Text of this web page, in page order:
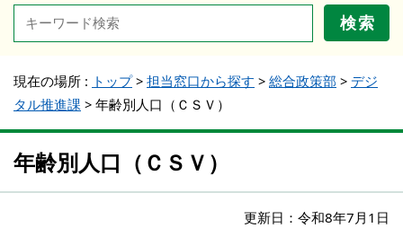
検索
現在の場所 : トップ> 担当窓口から探す > 総合政策部 > デジ
タル推進課 > 年齢別人口（ＣＳＶ）
年齢別人口（ＣＳＶ）
更新日： 令和8年7月1日